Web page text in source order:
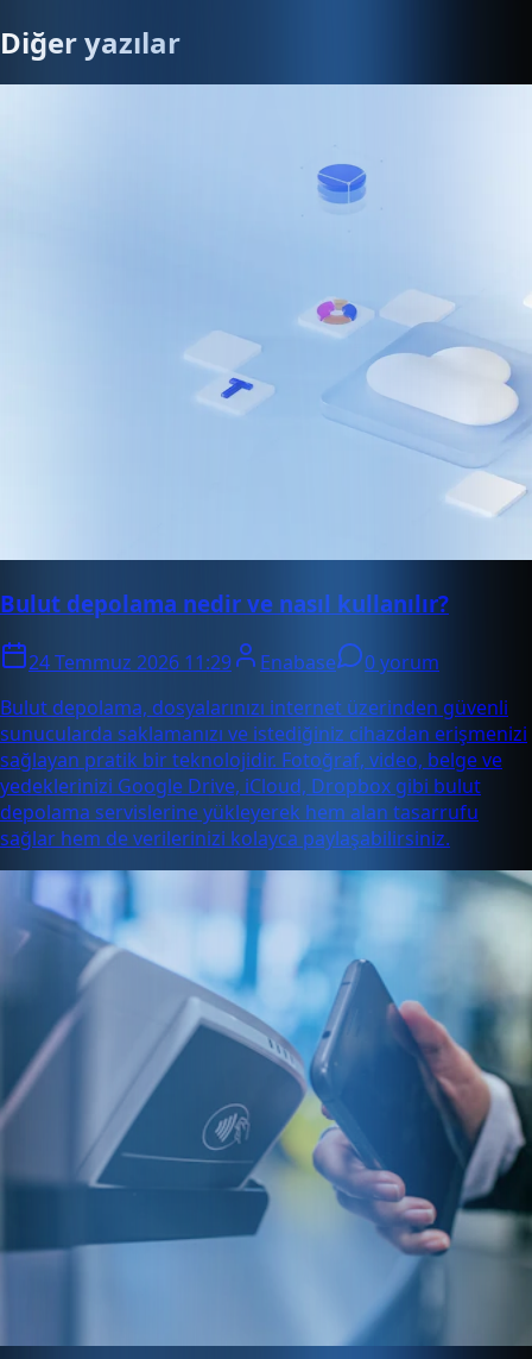
Diğer yazılar
Bulut depolama nedir ve nasıl kullanılır?
24 Temmuz 2026 11:29 Enabase
0 yorum
Bulut depolama, dosyalarınızı internet üzerinden güvenli
sunucularda saklamanızı ve istediğiniz cihazdan erişmenizi
sağlayan pratik bir teknolojidir. Fotoğraf, video, belge ve
yedeklerinizi Google Drive, iCloud, Dropbox gibi bulut
depolama servislerine yükleyerek hem alan tasarrufu
sağlar hem de verilerinizi kolayca paylaşabilirsiniz.